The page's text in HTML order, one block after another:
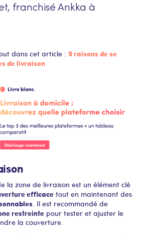
franchisé Ankka à
dans cet article : 9 raisons de se
de livraison
la zone de livraison est un élément clé
efficace tout en maintenant des
. Il est recommandé de
restreinte pour tester et ajuster le
la couverture.